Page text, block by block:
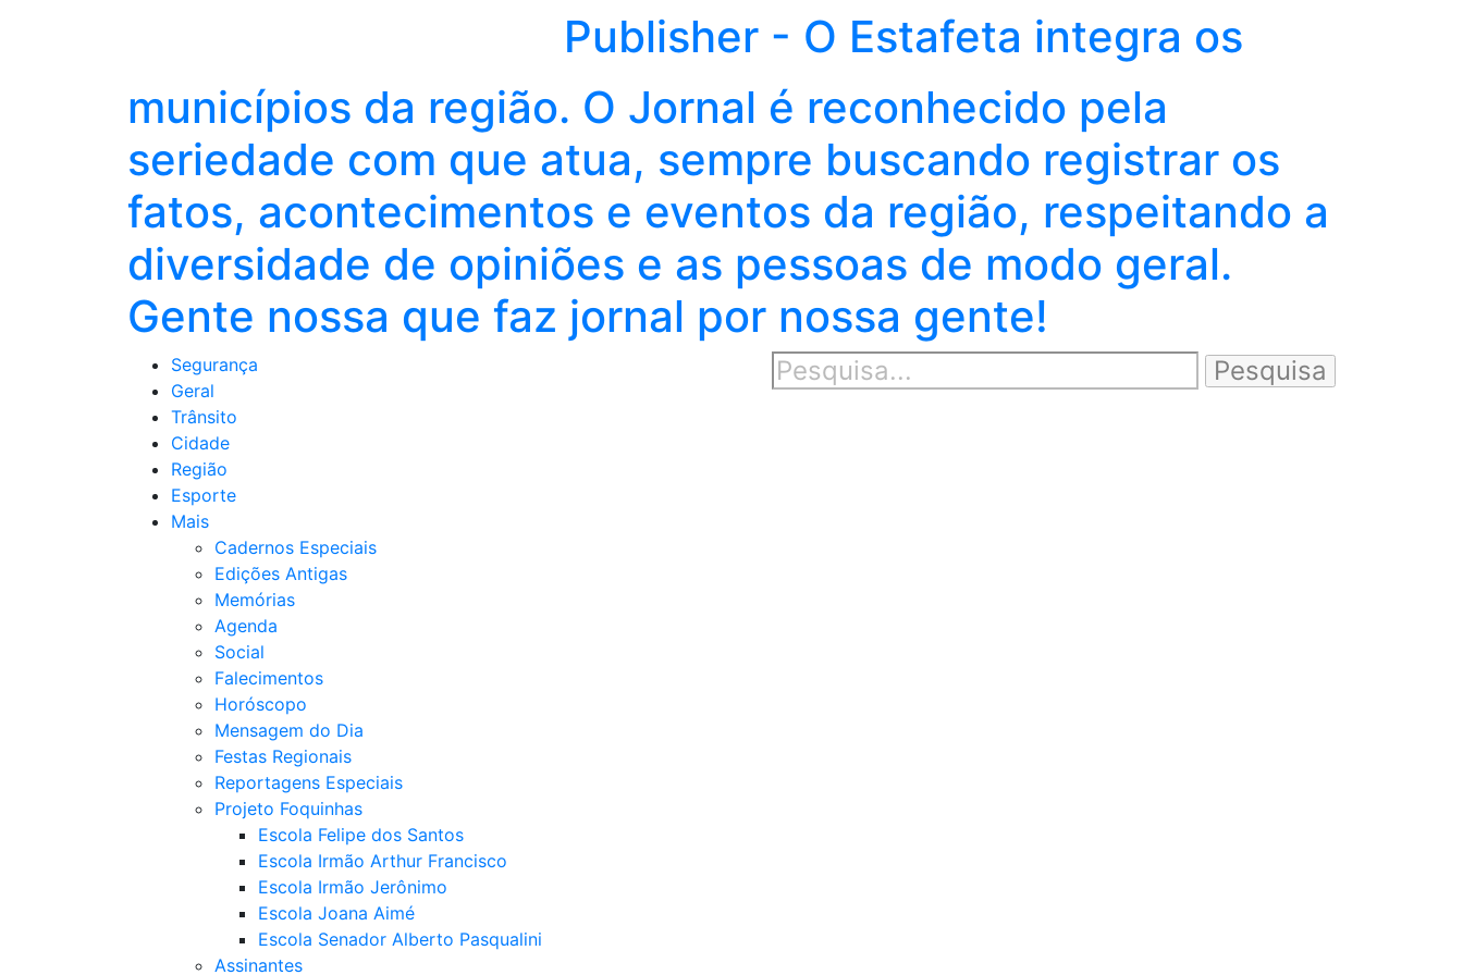
Publisher - O Estafeta integra os
municípios da região. O Jornal é reconhecido pela
seriedade com que atua, sempre buscando registrar os
fatos, acontecimentos e eventos da região, respeitando a
diversidade de opiniões e as pessoas de modo geral.
Gente nossa que faz jornal por nossa gente!
Segurança
Geral
Trânsito
Cidade
Região
Esporte
Mais
Cadernos Especiais
Edições Antigas
Memórias
Agenda
Social
Falecimentos
Horóscopo
Mensagem do Dia
Festas Regionais
Reportagens Especiais
Projeto Foquinhas
Escola Felipe dos Santos
Escola Irmão Arthur Francisco
Escola Irmão Jerônimo
Escola Joana Aimé
Escola Senador Alberto Pasqualini
Assinantes